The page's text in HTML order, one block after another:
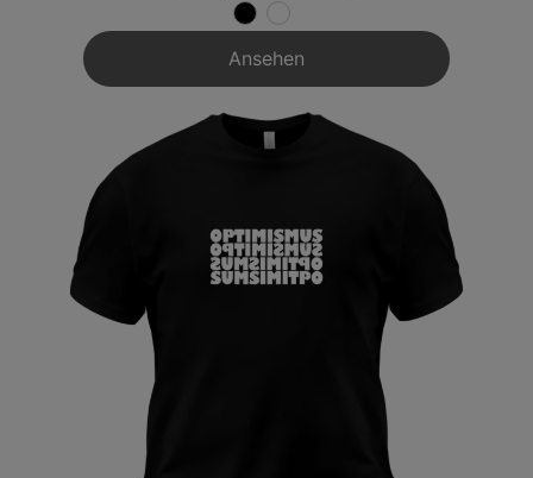
Ansehen